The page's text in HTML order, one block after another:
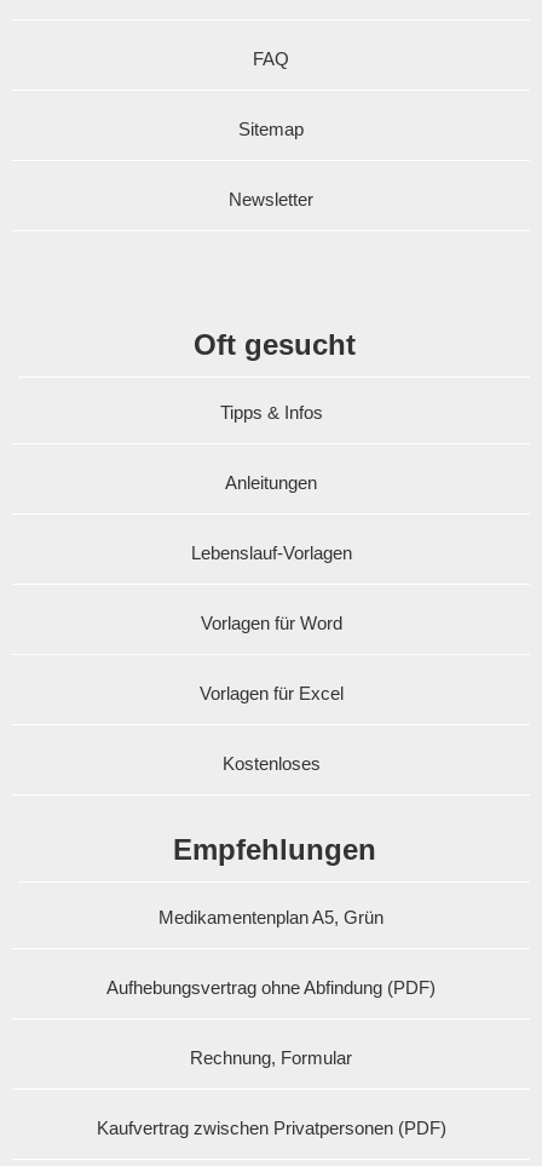
FAQ
Sitemap
Newsletter
Oft gesucht
Tipps & Infos
Anleitungen
Lebenslauf-Vorlagen
Vorlagen für Word
Vorlagen für Excel
Kostenloses
Empfehlungen
Medikamentenplan A5, Grün
Aufhebungsvertrag ohne Abfindung (PDF)
Rechnung, Formular
Kaufvertrag zwischen Privatpersonen (PDF)